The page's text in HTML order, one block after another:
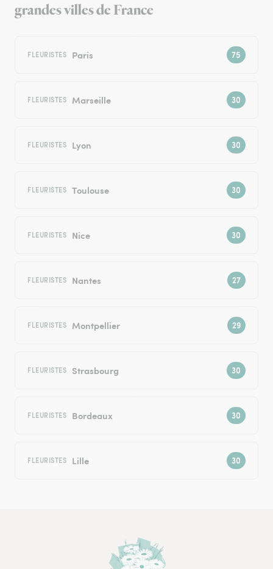
grandes villes de France
FLEURISTES Paris
FLEURISTES Marseille
FLEURISTES Lyon
FLEURISTES Toulouse
FLEURISTES Nice
FLEURISTES Nantes
FLEURISTES Montpellier
FLEURISTES Strasbourg
FLEURISTES Bordeaux
FLEURISTES Lille